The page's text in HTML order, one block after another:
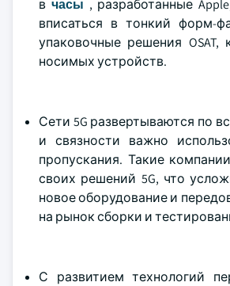
в часы , разработанные
вписаться в тонкий форм-
упаковочные решения
носимых устройств.
Сети 5G развертываются по
и связности важно
пропускания. Такие
своих решений 5G, что
новое оборудование и
на рынок сборки и
С развитием технологий